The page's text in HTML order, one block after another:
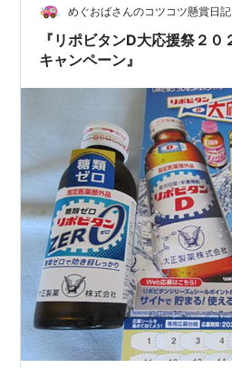
ククリーナー使ってるんだけど、
痛くなるのよねって方には嬉し
めぐおばさんのコツコツ懸賞日記
『リポビタンD大応援祭２
キャンペーン』